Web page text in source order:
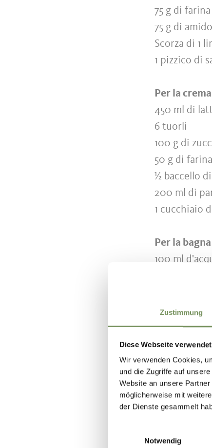
Zustimmung
Diese Webseite
Wir verwenden Cookies,
und die Zugriffe auf
Website an unsere
möglicherweise mit
der Dienste gesammelt
Notwendig
75 g di
75 g di
Scorza di 1
1 pizzico di
Per la crema
450 ml di
6 tuorli
100 g di
50 g di
½ baccello
200 ml di
1 cucchiaio
Per la
100 ml
Per il
albumi in